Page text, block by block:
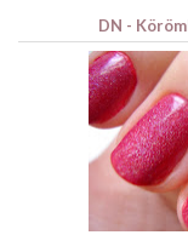
DN -